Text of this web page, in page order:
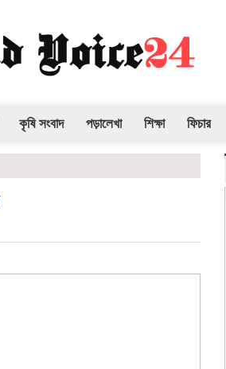
কৃষি সংবাদ পড়ালেখা শিক্ষা ফিচার